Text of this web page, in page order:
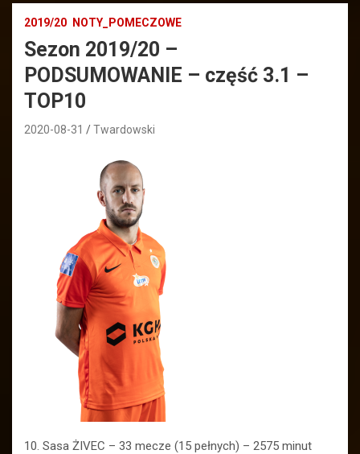
2019/20 NOTY_POMECZOWE
Sezon 2019/20 –
PODSUMOWANIE – część 3.1 –
TOP10
2020-08-31 Twardowski
10. Sasa ŻIVEC – 33 mecze (15 pełnych) – 2575 minut